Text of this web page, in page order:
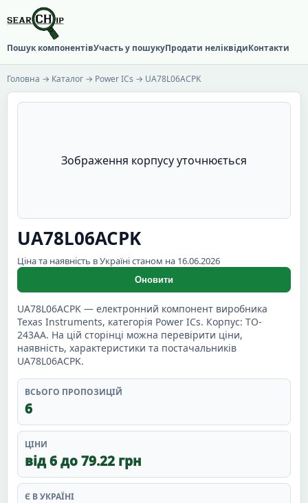
Пошук компонентівУчасть у пошукуПродати неліквідиКонтакти
Головна → Каталог → Power ICs → UA78L06ACPK
Зображення корпусу уточнюється
UA78L06ACPK
Ціна та наявність в Україні станом на 16.06.2026
Оновити
UA78L06ACPK — електронний компонент виробника
Texas Instruments, категорія Power ICs. Корпус: TO-
243AA. На цій сторінці можна перевірити ціни,
наявність, характеристики та постачальників
UA78L06ACPK.
ВСЬОГО ПРОПОЗИЦІЙ
6
ЦІНИ
від 6 до 79.22 грн
Є В УКРАЇНІ